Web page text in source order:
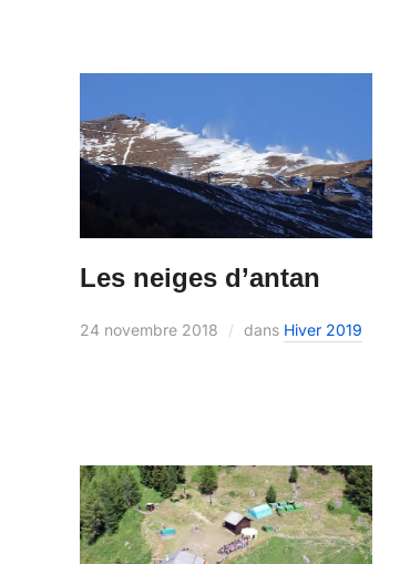
Les neiges d’antan
24 novembre 2018 dans Hiver 2019